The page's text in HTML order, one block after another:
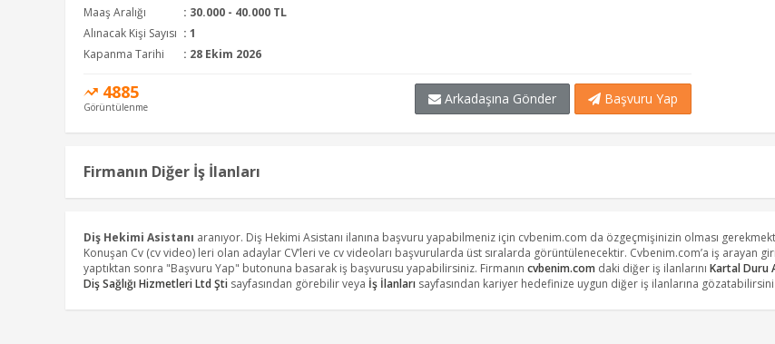
Maaş Aralığı
: 30.000 - 40.000 TL
Alınacak Kişi Sayısı : 1
Kapanma Tarihi
: 28 Ekim 2026
4885
Görüntülenme Başvuru Yap
Arkadaşına Gönder
Firmanın Diğer İş İlanları
Diş Hekimi Asistanı aranıyor. Diş Hekimi Asistanı ilanına başvuru yapabilmeniz için cvbenim.com da özgeçmişinizin olması
Konuşan Cv (cv video) leri olan adaylar CV’leri ve cv videoları başvurularda üst sıralarda görüntülenecektir. Cvbenim.com’a iş arayan
yaptıktan sonra "Başvuru Yap" butonuna basarak iş başvurusu yapabilirsiniz. Firmanın cvbenim.com daki diğer iş ilanlarını Kartal Duru
Diş Sağlığı Hizmetleri Ltd Şti sayfasından görebilir veya İş İlanları sayfasından kariyer hedefinize uygun diğer iş ilanlarına